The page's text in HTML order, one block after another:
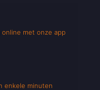
met onze app
enkele minuten